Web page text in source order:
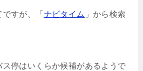
すが、「 ナビタイム 」から検索
停はいくらか候補があるようで